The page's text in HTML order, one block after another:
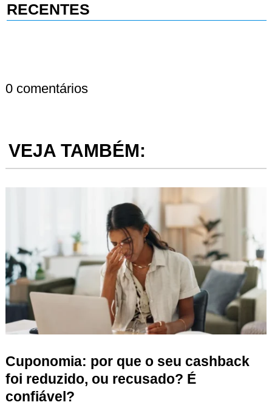
RECENTES
0 comentários
VEJA TAMBÉM:
Cuponomia: por que o seu cashback
foi reduzido, ou recusado? É
confiável?